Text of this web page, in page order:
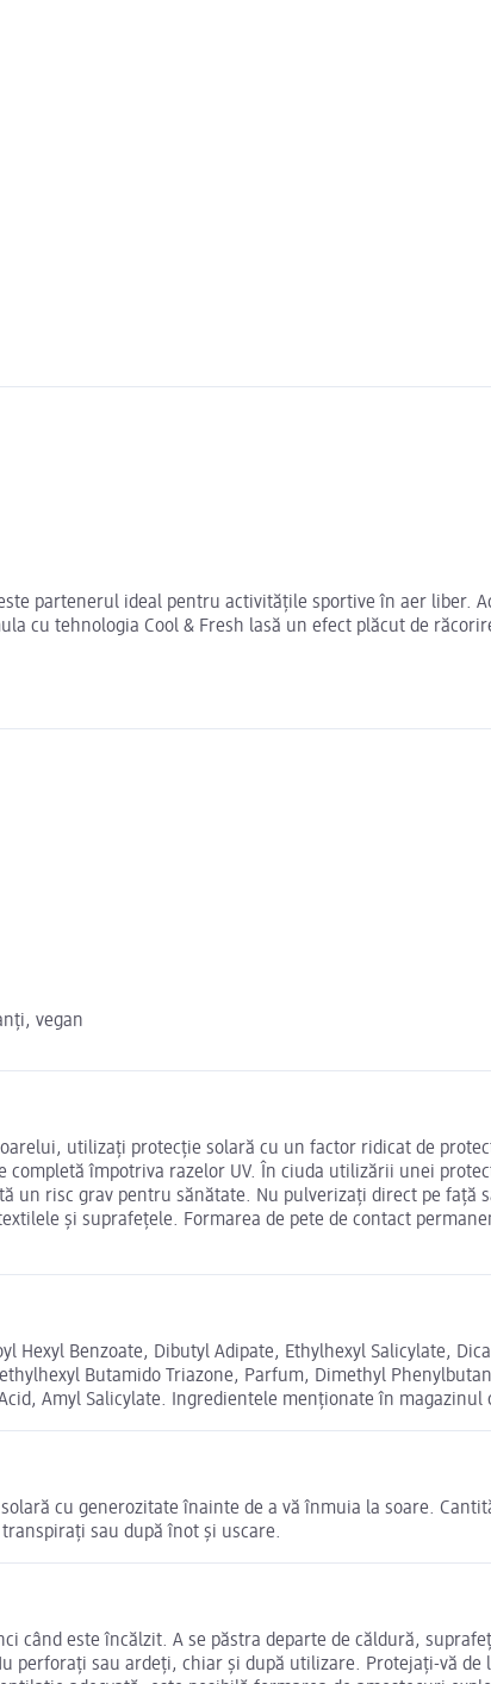
partenerul ideal pentru activitățile sportive în aer liber.
cu tehnologia Cool & Fresh lasă un efect plăcut de
vegan
utilizați protecție solară cu un factor ridicat de
împotriva razelor UV. În ciuda utilizării unei
risc grav pentru sănătate. Nu pulverizați direct pe față
și suprafețele. Formarea de pete de contact
Hexyl Benzoate, Dibutyl Adipate, Ethylhexyl Salicylate,
Butamido Triazone, Parfum, Dimethyl
Amyl Salicylate. Ingredientele menționate în
cu generozitate înainte de a vă înmuia la soare.
sau după înot și uscare.
când este încălzit. A se păstra departe de căldură,
sau ardeți, chiar și după utilizare. Protejați-vă